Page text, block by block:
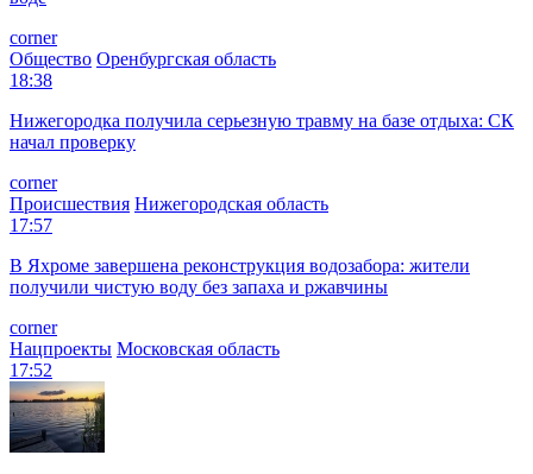
corner
Общество Оренбургская область
18:38
Нижегородка получила серьезную травму на базе отдыха: СК
начал проверку
corner
Происшествия Нижегородская область
17:57
В Яхроме завершена реконструкция водозабора: жители
получили чистую воду без запаха и ржавчины
corner
Нацпроекты Московская область
17:52